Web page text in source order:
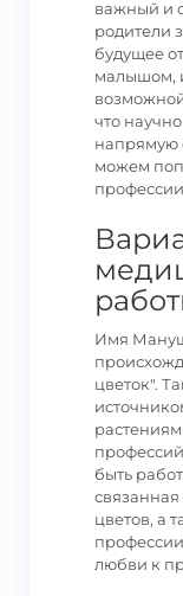
важный и
родители
будущее
малышом,
что
напрямую
можем
Имя
цветок".
быть
цветов, а
любви к